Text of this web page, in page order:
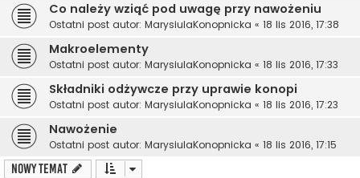
Co należy wziąć pod uwagę przy nawożeniu
Ostatni post autor: MarysiulaKonopnicka « 18 lis 2016, 17:38
Makroelementy
Ostatni post autor: MarysiulaKonopnicka « 18 lis 2016, 17:33
Składniki odżywcze przy uprawie konopi
Ostatni post autor: MarysiulaKonopnicka « 18 lis 2016, 17:23
Nawożenie
Ostatni post autor: MarysiulaKonopnicka « 18 lis 2016, 17:15
NOWY TEMAT